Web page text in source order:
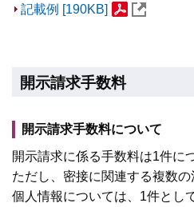
記載例 [190KB]
開示請求手数料
開示請求手数料について
開示請求に係る手数料は1件に
ただし、密接に関連する複数
個人情報については、1件とし